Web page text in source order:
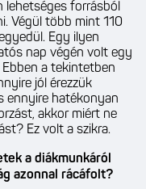
lehetséges forrásból
Végül több mint 110
Egy ilyen
nap végén volt egy
a tekintetben
jól érezzük
ennyire hatékonyan
akkor miért ne
Ez volt a szikra.
a diákmunkáról
azonnal rácáfolt?